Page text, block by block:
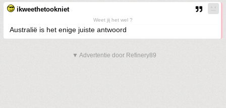
ikweethetookniet
Weet jij het wel ?
Australië is het enige juiste antwoord
▼ Advertentie door Refinery89